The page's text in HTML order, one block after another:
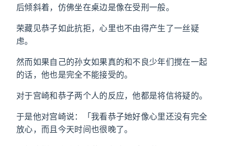
后倾斜着，仿佛坐在桌边是像在受刑一般。
荣藏见恭子如此抗拒，心里也不由得产生了一丝疑
虑。
然而如果自己的孙女如果真的和不良少年们搅在一起
的话，他也是完全不能接受的。
对于宫崎和恭子两个人的反应，他都是将信将疑的。
于是他对宫崎说：「我看恭子她好像心里还没有完全
放心，而且今天时间也很晚了。